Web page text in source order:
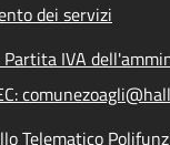
dei servizi
IVA
Telematico